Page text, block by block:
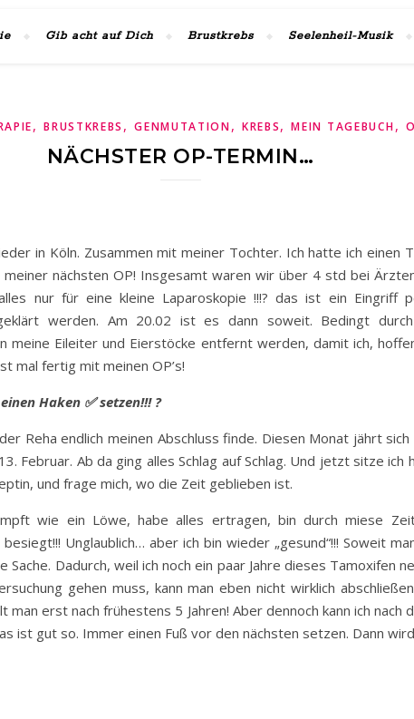
Gib acht auf Dich Brustkrebs Seelenheil-Musik
,BRUSTKREBS ,GENMUTATION, KREBS,MEIN TAGEBUCH,
NÄCHSTER OP-TERMIN…
in Köln. Zusammen mit meiner Tochter. Ich hatte ich einen
nächsten OP! Insgesamt waren wir über 4 std bei
nur für eine kleine Laparoskopie !!!? das ist ein Eingriff
werden. Am 20.02 ist es dann soweit. Bedingt
meine Eileiter und Eierstöcke entfernt werden, damit ich,
mal fertig mit meinen OP’s!
Haken ✅ setzen!!! ?
Reha endlich meinen Abschluss finde. Diesen Monat jährt sich
Februar. Ab da ging alles Schlag auf Schlag. Und jetzt sitze ich
und frage mich, wo die Zeit geblieben ist.
wie ein Löwe, habe alles ertragen, bin durch miese
Unglaublich… aber ich bin wieder „gesund“!!! Soweit
Dadurch, weil ich noch ein paar Jahre dieses Tamoxifen
gehen muss, kann man eben nicht wirklich
man erst nach frühestens 5 Jahren! Aber dennoch kann ich
ist gut so. Immer einen Fuß vor den nächsten setzen. Dann